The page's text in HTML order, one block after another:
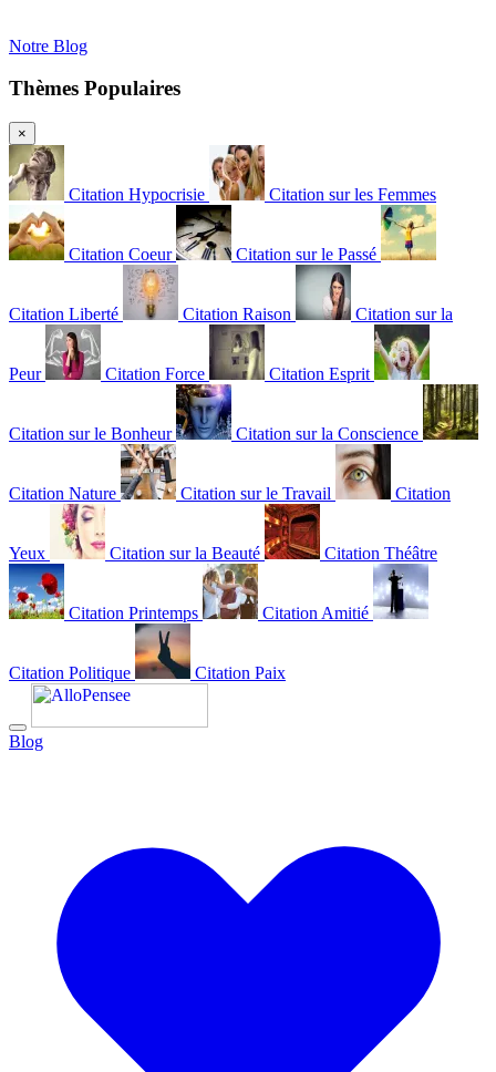
Notre Blog
Thèmes Populaires
×
Citation Hypocrisie Citation sur les Femmes
Citation Coeur Citation sur le Passé
Citation Liberté Citation Raison Citation sur la
Peur Citation Force Citation Esprit
Citation sur le Bonheur Citation sur la Conscience
Citation Nature Citation sur le Travail Citation
Yeux Citation sur la Beauté Citation Théâtre
Citation Printemps Citation Amitié
Citation Politique Citation Paix
Blog